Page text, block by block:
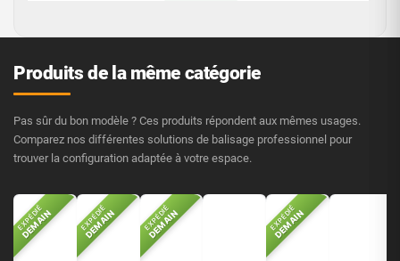
3/5
Produits de la même catégorie
Pas sûr du bon modèle ? Ces produits répondent aux mêmes usages.
Comparez nos différentes solutions de balisage professionnel pour
trouver la configuration adaptée à votre espace.
EXPÉDIÉ
DEMAIN EXPÉDIÉ
DEMAIN EXPÉDIÉ
DEMAIN EXPÉDIÉ
DEMAIN